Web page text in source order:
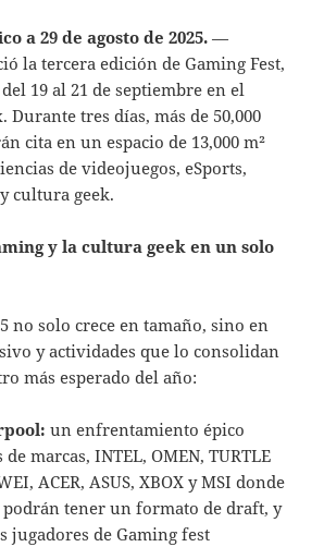
a 29 de agosto de 2025. —
la tercera edición de Gaming Fest,
19 al 21 de septiembre en el
Durante tres días, más de 50,000
cita en un espacio de 13,000 m²
de videojuegos, eSports,
cultura geek.
y la cultura geek en un solo
no solo crece en tamaño, sino en
y actividades que lo consolidan
más esperado del año:
un enfrentamiento épico
marcas, INTEL, OMEN, TURTLE
ACER, ASUS, XBOX y MSI donde
podrán tener un formato de draft, y
jugadores de Gaming fest